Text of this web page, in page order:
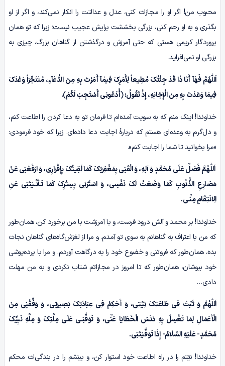
محبوب من! اگر او را مجازات کنی، عدل و عدالتت را انکار نمی‌کند، و اگر از او
بگذری و به او رحم کنی، بزرگی بخششت برایش عجیب نیست؛ زیرا که تو همان
پروردگار کریمی هستی که حتی آمرزش و درگذشتن از گناهان بزرگ، چیزی به
بزرگی او نمی‌افزاید.
اَللّٰهُمَّ فَهٰآأَنَا ذَا قَدْ جِئْتُکَ مُطِیعاً لِأَمْرِکَفِیمٰآأَمَرْتَ بِهِ مِنَالدُّعٰآءِ، مُتَنَجِّزاً وَعْدَکَ
فِیمَا وَعَدْتَ بِهِ مِنَ الْإِجَابَهِ، إِذْ تَقُولُ: ﴿أُدْعُونِی أَسْتَجِبْ لَکُمْ‏﴾.
خداوندا! اینک منم که به سویت آمد‌ه‌ام تا فرمان تو به دعا کردن را اطاعت کنم،
و دل‌گرم به وعده‌ای هستم که دربارۀ اجابت دعا داده‌ای. زیرا که خود فرمودی:
«مرا بخوانید تا شما را اجابت کنم».
اَللّٰهُمَّفَصَلِّ عَلَى مُحَمَّدٍ وَ آلِهِ، وَ الْقَنِی بِمَغْفِرَتِکَ کَمَا لَقِیتُکَ بِإِقْرَارِی، وَ ارْفَعْنِی عَنْ
مَصَارِعِ الذُّنُوبِ کَمَا وَضَعْتُ لَکَ نَفْسِی، وَ اسْتُرْنِی بِسِتْرِکَ کَمَا تَـأَنَّـیْتَنِی عَنِ
الِانْتِقَامِ مِنِّـی.
خداوندا! بر محمد و آلش درود فرست، و با آمرزشت با من برخورد کن، همان‌طور
که من با اعتراف به گناهانم به سوی تو آمدم. و مرا از لغزش‌گاه‌های گناهان نجات
بده، همان‌طور که فروتنی و خضوع خود را به درگاهت آوردم. و مرا با پرده‌پوشی
خود بپوشان، همان‌طور که تا امروز در مجازاتم شتاب نکردی و به من مهلت
دادی…
اَللّٰهُمَّوَ ثَبِّتْ فِی طَاعَتِکَ نِیَّتِی، وَ أَحْکِمْ فِی عِبَادَتِکَ بَصِیرَتِی، وَ وَفِّقْنِی مِنَ
الْأَعْمَالِ لِمَا تَغْسِلُ بِهِ دَنَسَ الْخَطَایَا عَنِّی، وَ تَوَفَّنِـی عَلَى مِلَّتِکَ وَ مِلَّهِ نَبِیِّکَ
مُحَمَّدٍ- عَلَیْهِ السَّلَامُ- إِذَا تَوَفَّیْتَنِی.
خداوندا! نیّتم را در راه اطاعت خود استوار کن، و بینشم را در بندگی‌ات محکم